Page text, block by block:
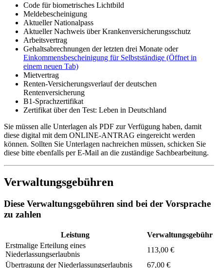
Code für biometrisches Lichtbild
Meldebescheinigung
Aktueller Nationalpass
Aktueller Nachweis über Krankenversicherungsschutz
Arbeitsvertrag
Gehaltsabrechnungen der letzten drei Monate oder
Einkommensbescheinigung für Selbstständige (Öffnet in
einem neuen Tab)
Mietvertrag
Renten-Versicherungsverlauf der deutschen
Rentenversicherung
B1-Sprachzertifikat
Zertifikat über den Test: Leben in Deutschland
Sie müssen alle Unterlagen als PDF zur Verfügung haben, damit
diese digital mit dem ONLINE-ANTRAG eingereicht werden
können. Sollten Sie Unterlagen nachreichen müssen, schicken Sie
diese bitte ebenfalls per E-Mail an die zuständige Sachbearbeitung.
Verwaltungsgebühren
Diese Verwaltungsgebühren sind bei der Vorsprache
zu zahlen
Leistung
Verwaltungsgebühr
Erstmalige Erteilung eines
Niederlassungserlaubnis
113,00 €
Übertragung der Niederlassungserlaubnis
67,00 €